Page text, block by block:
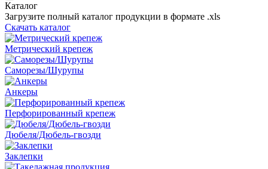
Каталог
Загрузите полный каталог продукции в формате .xls
Скачать каталог
Метрический крепеж
Саморезы/Шурупы
Анкеры
Перфорированный крепеж
Дюбеля/Дюбель-гвозди
Заклепки